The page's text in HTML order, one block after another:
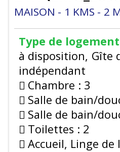
MAISON 1 KMS 2
Type de
à disposition Gîte
indépendant
Chambre : 3
Salle de bain/
Salle de bain/
Toilettes : 2
Accueil, Linge